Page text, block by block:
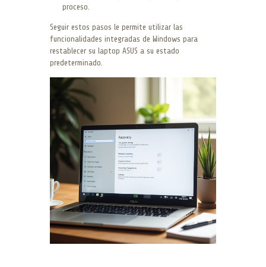
proceso.
Seguir estos pasos le permite utilizar las
funcionalidades integradas de Windows para
restablecer su laptop ASUS a su estado
predeterminado.